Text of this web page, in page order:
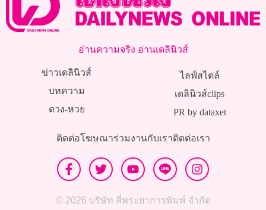
อ่านความจริง อ่านเดลินิวส์
ข่าวเดลินิวส์
บทความ
ดวง-หวย
ไลฟ์สไตล์
เดลินิวส์clips
PR by dataxet
ติดต่อโฆษณาร่วมงานกับเราติดต่อเรา
© 2026 บริษัท สี่พระยาการพิมพ์ จำกัด